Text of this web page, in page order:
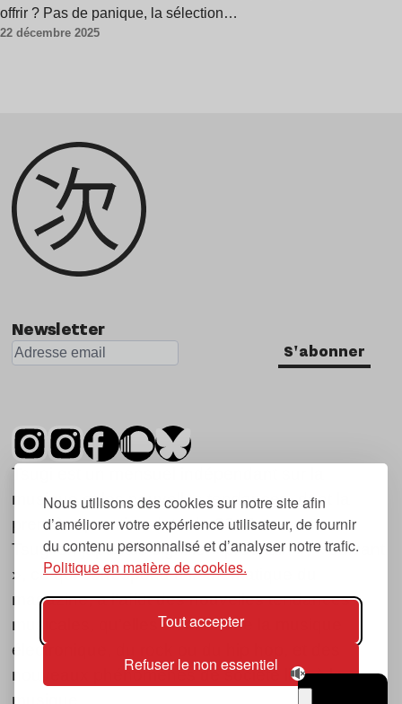
Nous utilisons des cookies sur notre site afin
d’améliorer votre expérience utilisateur, de fournir
du contenu personnalisé et d’analyser notre trafic.
Politique en matière de cookies.
Tout accepter
Refuser le non essentiel
offrir ? Pas de panique, la sélection…
22 décembre 2025
Newsletter
S'abonner
Tsugi est un mensuel indépendant sur la
musique et les nouvelles tendances, dont la
première parution date de 2007.
Tsugi en japonais signifie « prochain », « suivant
», ce qui correspond à la thématique du
magazine, à l’affût des nouvelles tendances
musicales, qu’elles viennent de la musique
électronique, du rock ou du hip hop, et des
nouveaux phénomènes de société liés à la
musique.